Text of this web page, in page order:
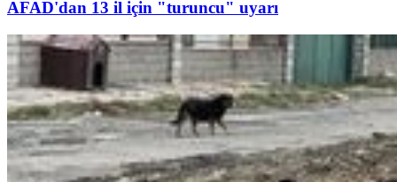
AFAD'dan 13 il için "turuncu" uyarı